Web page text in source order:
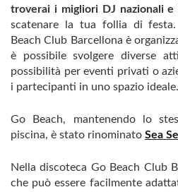
troverai i migliori DJ nazionali
scatenare la tua follia di
Beach Club Barcellona è
è possibile svolgere diverse
possibilità per eventi privati ​​o
i partecipanti in uno spazio ideale.
Go Beach, mantenendo lo
piscina, è stato rinominato Sea
Nella discoteca Go Beach Club
che può essere facilmente